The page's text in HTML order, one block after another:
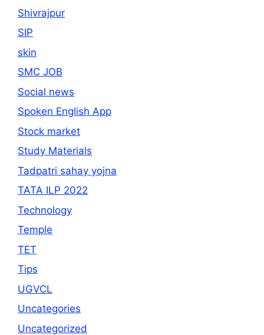
Shivrajpur
SIP
skin
SMC JOB
Social news
Spoken English App
Stock market
Study Materials
Tadpatri sahay yojna
TATA ILP 2022
Technology
Temple
TET
Tips
UGVCL
Uncategories
Uncategorized